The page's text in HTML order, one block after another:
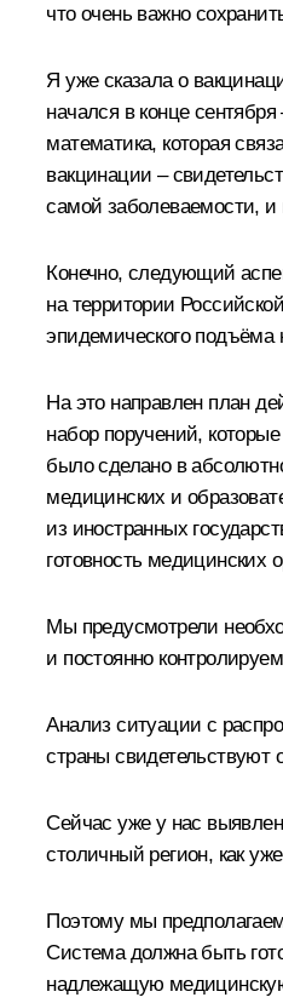
что очень важно
Я уже сказала о
начался в конце
математика, которая
вакцинации –
самой заболеваемости, и
Конечно, следующий
на территории
эпидемического
На это направлен план
набор поручений,
было сделано в
медицинских и
из иностранных
готовность медицинских
Мы предусмотрели
и постоянно
Анализ ситуации с
страны свидетельствуют
Сейчас уже у нас
столичный регион, как
Поэтому мы
Система должна быть
надлежащую